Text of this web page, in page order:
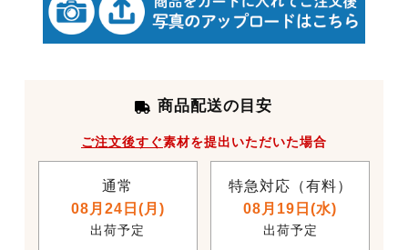
商品配送の目安
ご注文後すぐ素材を提出いただいた場合
通常
08月24日(月)
出荷予定
特急対応（有料）
08月19日(水)
出荷予定